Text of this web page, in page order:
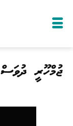
ޖުމްހޫރީ ދުވަސް